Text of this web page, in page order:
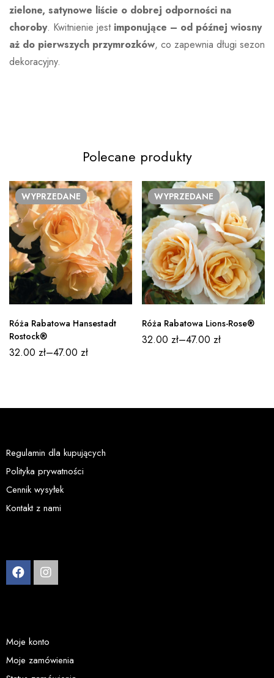
zielone, satynowe liście o dobrej odporności na
choroby. Kwitnienie jest imponujące – od późnej wiosny
aż do pierwszych przymrozków, co zapewnia długi sezon
dekoracyjny.
Polecane produkty
WYPRZEDANE
Róża Rabatowa Hansestadt
Rostock®
32.00 zł–47.00 zł
WYPRZEDANE
Róża Rabatowa Lions-Rose®
32.00 zł–47.00 zł
Regulamin dla kupujących
Polityka prywatności
Cennik wysyłek
Kontakt z nami
Moje konto
Moje zamówienia